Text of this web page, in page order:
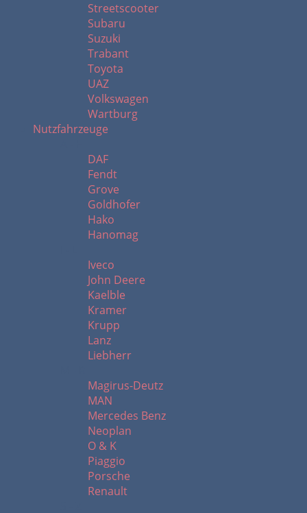
Streetscooter
Subaru
Suzuki
Trabant
Toyota
UAZ
Volkswagen
Wartburg
Nutzfahrzeuge
DAF
Fendt
Grove
Goldhofer
Hako
Hanomag
Iveco
John Deere
Kaelble
Kramer
Krupp
Lanz
Liebherr
Magirus-Deutz
MAN
Mercedes Benz
Neoplan
O & K
Piaggio
Porsche
Renault